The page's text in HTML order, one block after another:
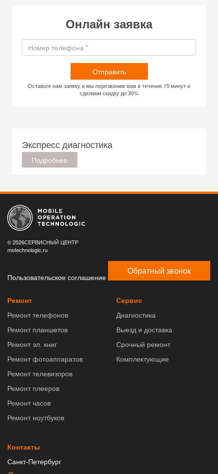
Онлайн заявка
Отправить
Оставьте нам заявку и мы перезвоним вам в течение 15 минут и
сделаем скидку до 30%
Экспресс диагностика
Подробнее
© 2026СЕРВИСНЫЙ ЦЕНТР
motechnologic.ru
Пользовательское соглашение
Обратный звонок
Ремонт
Ремонт телефонов
Ремонт планшетов
Ремонт эл. книг
Ремонт фотоаппаратов
Ремонт телевизоров
Ремонт плееров
Ремонт часов
Ремонт ноутбуков
Сервис
Диагностика
Выезд и доставка
Срочный ремонт
Комплектующие
Контакты
Санкт-Петербург